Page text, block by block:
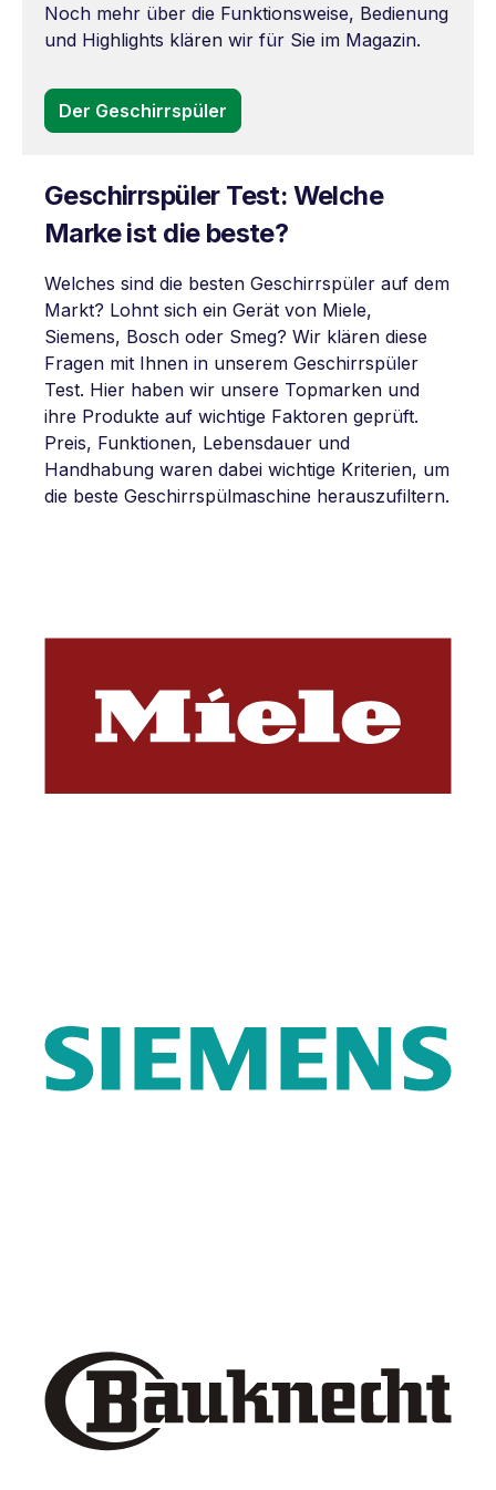
Noch mehr über die Funktionsweise, Bedienung
und Highlights klären wir für Sie im Magazin.
Der Geschirrspüler
Geschirrspüler Test: Welche
Marke ist die beste?
Welches sind die besten Geschirrspüler auf dem
Markt? Lohnt sich ein Gerät von Miele,
Siemens, Bosch oder Smeg? Wir klären diese
Fragen mit Ihnen in unserem Geschirrspüler
Test. Hier haben wir unsere Topmarken und
ihre Produkte auf wichtige Faktoren geprüft.
Preis, Funktionen, Lebensdauer und
Handhabung waren dabei wichtige Kriterien, um
die beste Geschirrspülmaschine herauszufiltern.